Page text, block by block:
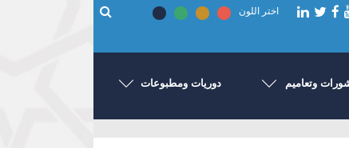
اختر اللون
وتعاميم دوريات ومطبوعات